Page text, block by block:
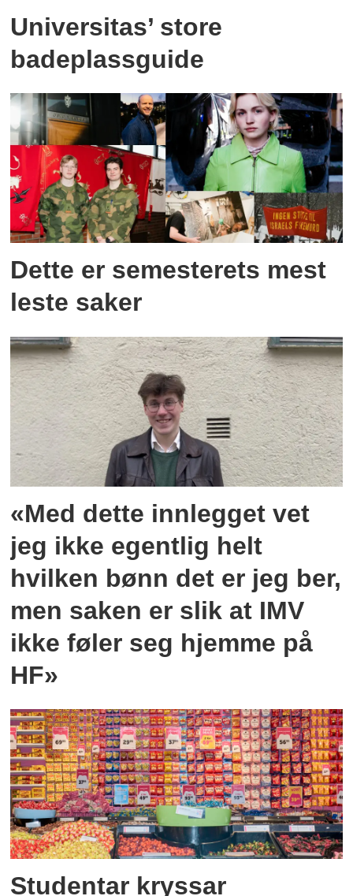
Universitas’ store
badeplassguide
Dette er semesterets mest
leste saker
«Med dette innlegget vet
jeg ikke egentlig helt
hvilken bønn det er jeg ber,
men saken er slik at IMV
ikke føler seg hjemme på
HF»
Studentar kryssar